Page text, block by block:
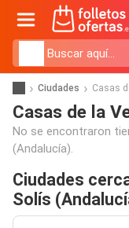
Ciudades Casas
Casas de la
No se encontraron
(Andalucía).
Ciudades
Solís